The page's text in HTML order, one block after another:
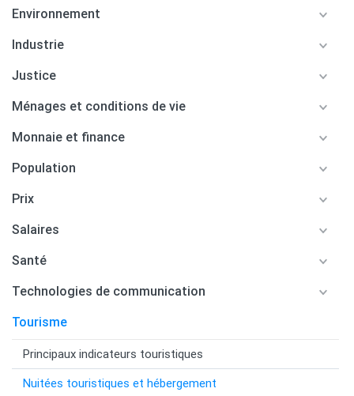
Environnement
Industrie
Justice
Ménages et conditions de vie
Monnaie et finance
Population
Prix
Salaires
Santé
Technologies de communication
Tourisme
Principaux indicateurs touristiques
Nuitées touristiques et hébergement